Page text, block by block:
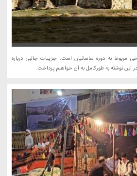
مربوط به دوره ساسانیان است. جزییات جالبی درباره
این نوشته به طورکامل به آن خواهیم پرداخت.